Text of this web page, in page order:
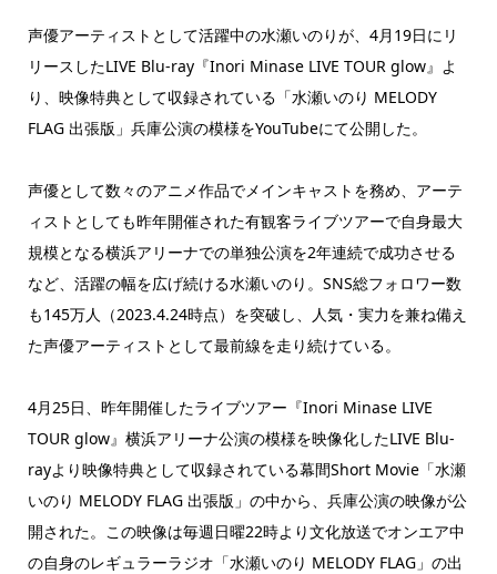
声優アーティストとして活躍中の水瀬いのりが、4月19日にリ
リースしたLIVE Blu-ray『Inori Minase LIVE TOUR glow』よ
り、映像特典として収録されている「水瀬いのり MELODY
FLAG 出張版」兵庫公演の模様をYouTubeにて公開した。
声優として数々のアニメ作品でメインキャストを務め、アーテ
ィストとしても昨年開催された有観客ライブツアーで自身最大
規模となる横浜アリーナでの単独公演を2年連続で成功させる
など、活躍の幅を広げ続ける水瀬いのり。SNS総フォロワー数
も145万人（2023.4.24時点）を突破し、人気・実力を兼ね備え
た声優アーティストとして最前線を走り続けている。
4月25日、昨年開催したライブツアー『Inori Minase LIVE
TOUR glow』横浜アリーナ公演の模様を映像化したLIVE Blu-
rayより映像特典として収録されている幕間Short Movie「水瀬
いのり MELODY FLAG 出張版」の中から、兵庫公演の映像が公
開された。この映像は毎週日曜22時より文化放送でオンエア中
の自身のレギュラーラジオ「水瀬いのり MELODY FLAG」の出